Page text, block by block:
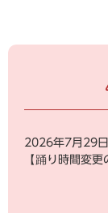
2026年7月29
【踊り時間変